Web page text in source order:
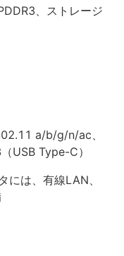
、ストレージ
a/b/g/n/ac、
USB Type-C）
には、有線LAN、